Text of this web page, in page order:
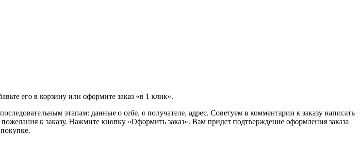
его в корзину или оформите заказ «в 1 клик».
этапам: данные о себе, о получателе, адрес. Советуем в комментарии к заказу написать
к заказу. Нажмите кнопку «Оформить заказ». Вам придет подтверждение оформления заказа